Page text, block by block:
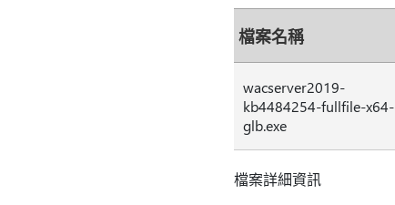
檔案名稱
wacserver2019-
kb4484254-fullfile-x64-
glb.exe
檔案詳細資訊